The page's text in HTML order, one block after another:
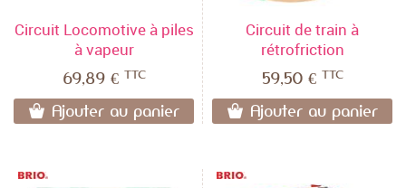
Circuit Locomotive à piles
à vapeur
69,89 € TTC
Ajouter au panier
Circuit de train à
rétrofriction
59,50 € TTC
Ajouter au panier